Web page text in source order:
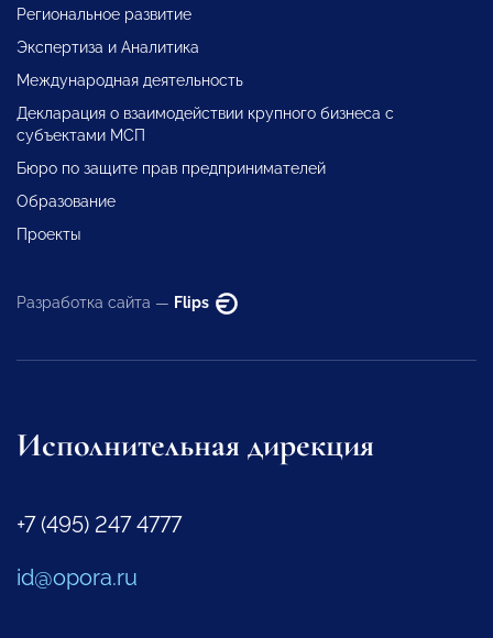
Региональное развитие
Экспертиза и Аналитика
Международная деятельность
Декларация о взаимодействии крупного бизнеса с
субъектами МСП
Бюро по защите прав предпринимателей
Образование
Проекты
Разработка сайта — Flips
Исполнительная дирекция
+7 (495) 247 4777
id@opora.ru